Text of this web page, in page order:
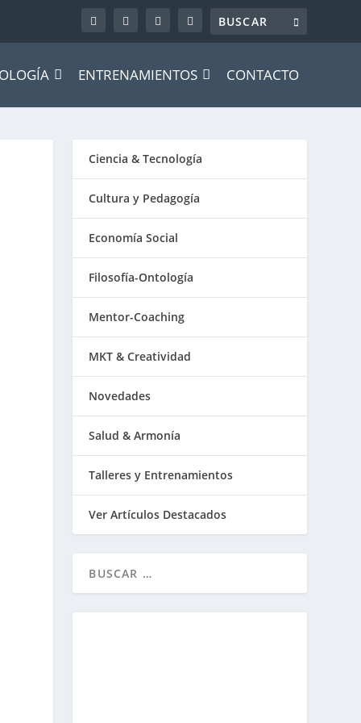
ENTRENAMIENTOS CONTACTO
Ciencia & Tecnología
Cultura y Pedagogía
Economía Social
Filosofía-Ontología
Mentor-Coaching
MKT & Creatividad
Novedades
Salud & Armonía
Talleres y Entrenamientos
Ver Artículos Destacados